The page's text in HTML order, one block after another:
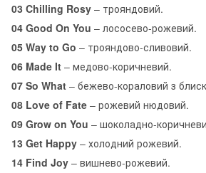
03 Chilling Rosy – трояндовий.
04 Good On You – лососево-рожевий.
05 Way to Go – трояндово-сливовий.
06 Made It – медово-коричневий.
07 So What – бежево-кораловий з
08 Love of Fate – рожевий нюдовий.
09 Grow on You – шоколадно-
13 Get Happy – холодний рожевий.
14 Find Joy – вишнево-рожевий.